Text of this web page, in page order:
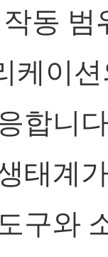
동 범
케이
합니
태계
구와